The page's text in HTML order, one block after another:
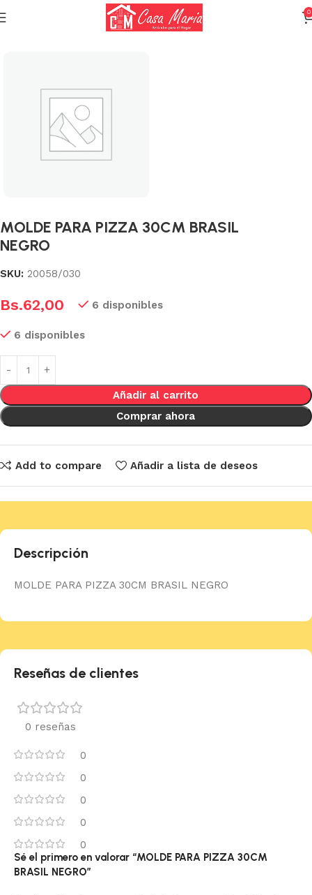
0
Varios (Menaje)
MOLDE PARA PIZZA 30CM BRASIL
NEGRO
SKU: 20058/030
Bs.62,00 6 disponibles
6 disponibles
Añadir al carrito
Comprar ahora
Add to compare Añadir a lista de deseos
Descripción
MOLDE PARA PIZZA 30CM BRASIL NEGRO
Reseñas de clientes
0 reseñas
0
0
0
0
0
Sé el primero en valorar “MOLDE PARA PIZZA 30CM
BRASIL NEGRO”